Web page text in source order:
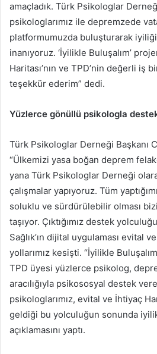
amaçladık. Türk Psikologlar
psikologlarımız ile depremzede
platformumuzda buluşturarak iyiliği
inanıyoruz. ‘İyilikle Buluşalım’
Haritası’nın ve TPD’nin değerli iş
teşekkür ederim” dedi.
Yüzlerce gönüllü psikologla
Türk Psikologlar Derneği Başkanı
“Ülkemizi yasa boğan deprem
yana Türk Psikologlar Derneği
çalışmalar yapıyoruz. Tüm
soluklu ve sürdürülebilir olması
taşıyor. Çıktığımız destek
Sağlık’ın dijital uygulaması evital
yollarımız kesişti. “İyilikle
TPD üyesi yüzlerce psikolog,
aracılığıyla psikososyal destek
psikologlarımız, evital ve İhtiyaç
geldiği bu yolculuğun sonunda
açıklamasını yaptı.